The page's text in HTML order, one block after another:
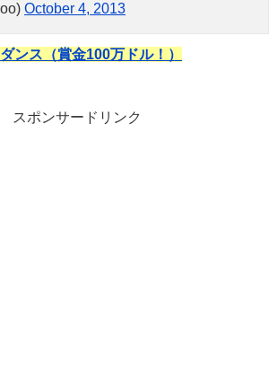
October 4, 2013
ンス（賞金100万ドル！）
スポンサードリンク